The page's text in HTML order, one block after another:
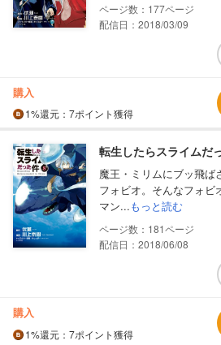
177
配信日：2018/03/09
購入
1%還元 ：7ポイント獲得
転生したらスライムだ
魔王・ミリムにブッ飛ば
フォビオ。そんなフォビ
マン...もっと読む
181
配信日：2018/06/08
購入
1%還元 ：7ポイント獲得